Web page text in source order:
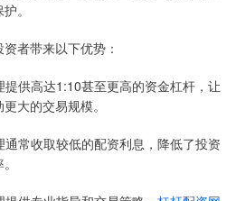
。
者带来以下优势：
供高达1:10甚至更高的资金杠杆，让
大的交易规模。
常收取较低的配资利息，降低了投资